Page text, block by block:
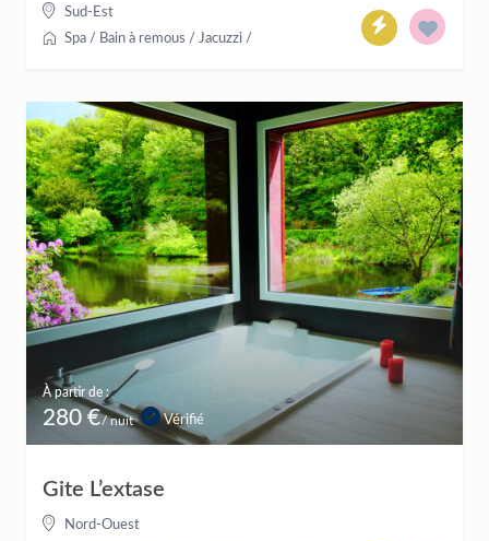
Sud-Est
Spa / Bain à remous / Jacuzzi /
À partir de :
280 €/ nuit Vérifié
Gite L’extase
Nord-Ouest